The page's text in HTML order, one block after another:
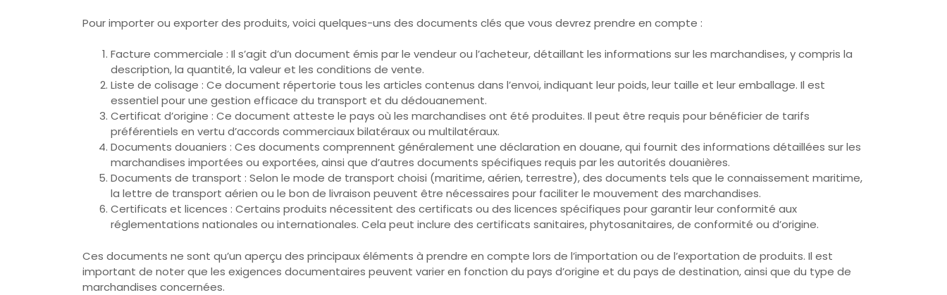
Pour importer ou exporter des produits, voici quelques-uns des documents clés que vous devrez prendre en compte :
Facture commerciale : Il s’agit d’un document émis par le vendeur ou l’acheteur, détaillant les informations sur les marchandises, y compris la
description, la quantité, la valeur et les conditions de vente.
Liste de colisage : Ce document répertorie tous les articles contenus dans l’envoi, indiquant leur poids, leur taille et leur emballage. Il est
essentiel pour une gestion efficace du transport et du dédouanement.
Certificat d’origine : Ce document atteste le pays où les marchandises ont été produites. Il peut être requis pour bénéficier de tarifs
préférentiels en vertu d’accords commerciaux bilatéraux ou multilatéraux.
Documents douaniers : Ces documents comprennent généralement une déclaration en douane, qui fournit des informations détaillées sur les
marchandises importées ou exportées, ainsi que d’autres documents spécifiques requis par les autorités douanières.
Documents de transport : Selon le mode de transport choisi (maritime, aérien, terrestre), des documents tels que le connaissement maritime,
la lettre de transport aérien ou le bon de livraison peuvent être nécessaires pour faciliter le mouvement des marchandises.
Certificats et licences : Certains produits nécessitent des certificats ou des licences spécifiques pour garantir leur conformité aux
réglementations nationales ou internationales. Cela peut inclure des certificats sanitaires, phytosanitaires, de conformité ou d’origine.
Ces documents ne sont qu’un aperçu des principaux éléments à prendre en compte lors de l’importation ou de l’exportation de produits. Il est
important de noter que les exigences documentaires peuvent varier en fonction du pays d’origine et du pays de destination, ainsi que du type de
marchandises concernées.